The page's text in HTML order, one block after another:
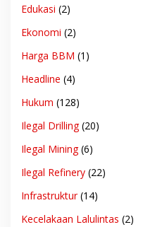
Edukasi (2)
Ekonomi (2)
Harga BBM (1)
Headline (4)
Hukum (128)
Ilegal Drilling(20)
Ilegal Mining(6)
Ilegal Refinery (22)
Infrastruktur(14)
Kecelakaan Lalulintas (2)